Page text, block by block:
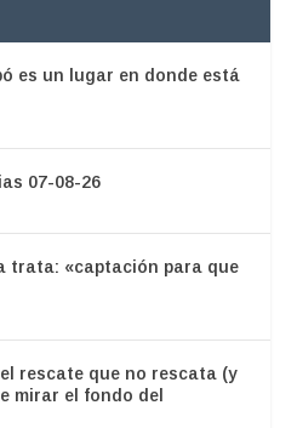
es un lugar en donde está
07-08-26
trata: «captación para que
rescate que no rescata (y
mirar el fondo del